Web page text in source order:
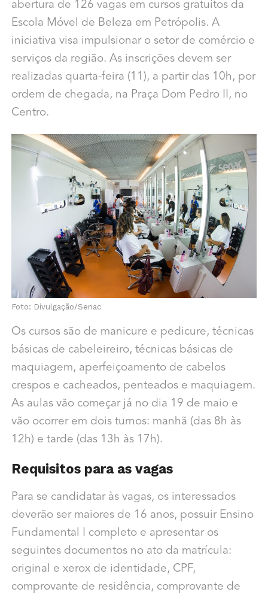
abertura de 126 vagas em cursos gratuitos da
Escola Móvel de Beleza em Petrópolis. A
iniciativa visa impulsionar o setor de comércio e
serviços da região. As inscrições devem ser
realizadas quarta-feira (11), a partir das 10h, por
ordem de chegada, na Praça Dom Pedro II, no
Centro.
Foto: Divulgação/Senac
Os cursos são de manicure e pedicure, técnicas
básicas de cabeleireiro, técnicas básicas de
maquiagem, aperfeiçoamento de cabelos
crespos e cacheados, penteados e maquiagem.
As aulas vão começar já no dia 19 de maio e
vão ocorrer em dois turnos: manhã (das 8h às
12h) e tarde (das 13h às 17h).
Requisitos para as vagas
Para se candidatar às vagas, os interessados
deverão ser maiores de 16 anos, possuir Ensino
Fundamental I completo e apresentar os
seguintes documentos no ato da matrícula:
original e xerox de identidade, CPF,
comprovante de residência, comprovante de